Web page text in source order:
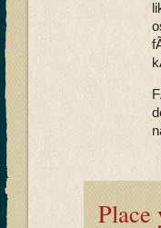
Place